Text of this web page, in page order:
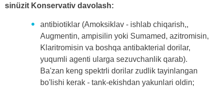
sinüzit Konservativ davolash:
antibiotiklar (Amoksiklav - ishlab chiqarish,,
Augmentin, ampisilin yoki Sumamed, azitromisin,
Klaritromisin va boshqa antibakterial dorilar,
yuqumli agenti ularga sezuvchanlik qarab).
Ba'zan keng spektrli dorilar zudlik tayinlangan
bo'lishi kerak - tank-ekishdan yakunlari oldin;